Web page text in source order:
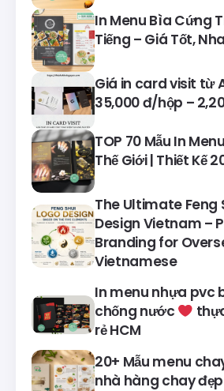
In Menu Bìa Cứng
Tiếng – Giá Tốt,
Giá in card visit từ
35,000 đ/hộp –
TOP 70 Mẫu In
Thế Giới | Thiết Kế
The Ultimate Feng
Design Vietnam –
Branding for
Vietnamese
In menu nhựa pvc
chống nước
rẻ HCM
20+ Mẫu menu
nhà hàng chay